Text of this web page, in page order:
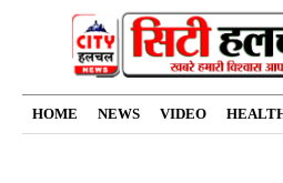
HOME NEWS VIDEO